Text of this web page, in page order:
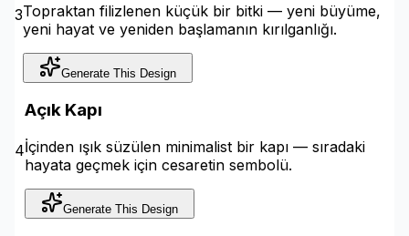
3Topraktan filizlenen küçük bir bitki — yeni büyüme,
yeni hayat ve yeniden başlamanın kırılganlığı.
Generate This Design
4
Açık Kapı
İçinden ışık süzülen minimalist bir kapı — sıradaki
hayata geçmek için cesaretin sembolü.
Generate This Design